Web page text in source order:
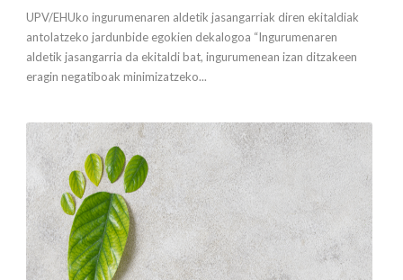
UPV/EHUko ingurumenaren aldetik jasangarriak diren ekitaldiak
antolatzeko jardunbide egokien dekalogoa “Ingurumenaren
aldetik jasangarria da ekitaldi bat, ingurumenean izan ditzakeen
eragin negatiboak minimizatzeko...